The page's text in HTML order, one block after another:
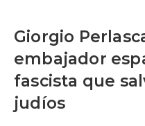
Giorgio
embajador
fascista que
judíos